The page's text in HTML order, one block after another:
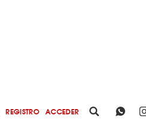
REGISTRO ACCEDER